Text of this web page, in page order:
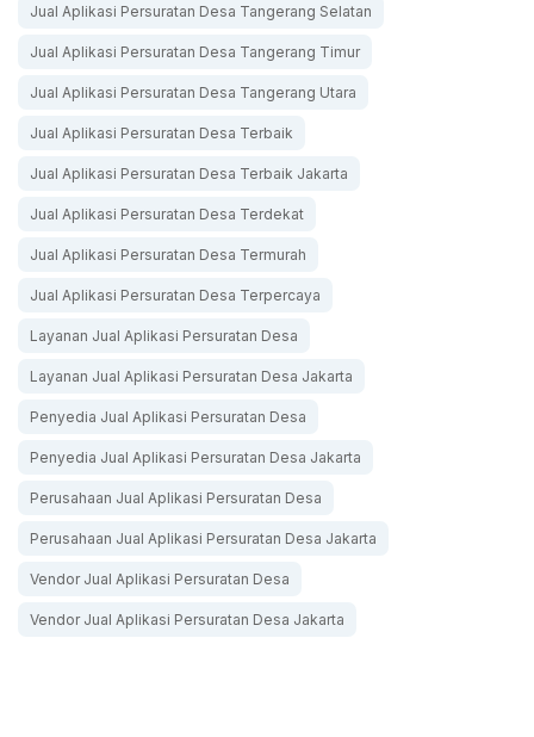
Jual Aplikasi Persuratan Desa Tangerang Selatan
Jual Aplikasi Persuratan Desa Tangerang Timur
Jual Aplikasi Persuratan Desa Tangerang Utara
Jual Aplikasi Persuratan Desa Terbaik
Jual Aplikasi Persuratan Desa Terbaik Jakarta
Jual Aplikasi Persuratan Desa Terdekat
Jual Aplikasi Persuratan Desa Termurah
Jual Aplikasi Persuratan Desa Terpercaya
Layanan Jual Aplikasi Persuratan Desa
Layanan Jual Aplikasi Persuratan Desa Jakarta
Penyedia Jual Aplikasi Persuratan Desa
Penyedia Jual Aplikasi Persuratan Desa Jakarta
Perusahaan Jual Aplikasi Persuratan Desa
Perusahaan Jual Aplikasi Persuratan Desa Jakarta
Vendor Jual Aplikasi Persuratan Desa
Vendor Jual Aplikasi Persuratan Desa Jakarta